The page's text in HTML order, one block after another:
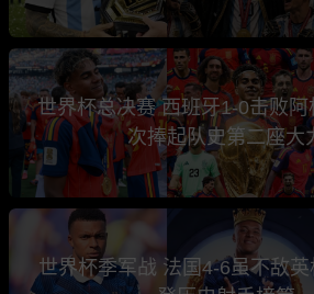
世界杯总决赛 西班牙1-0击败
次捧起队史第二座大
世界杯季军战 法国4-6虽不敌